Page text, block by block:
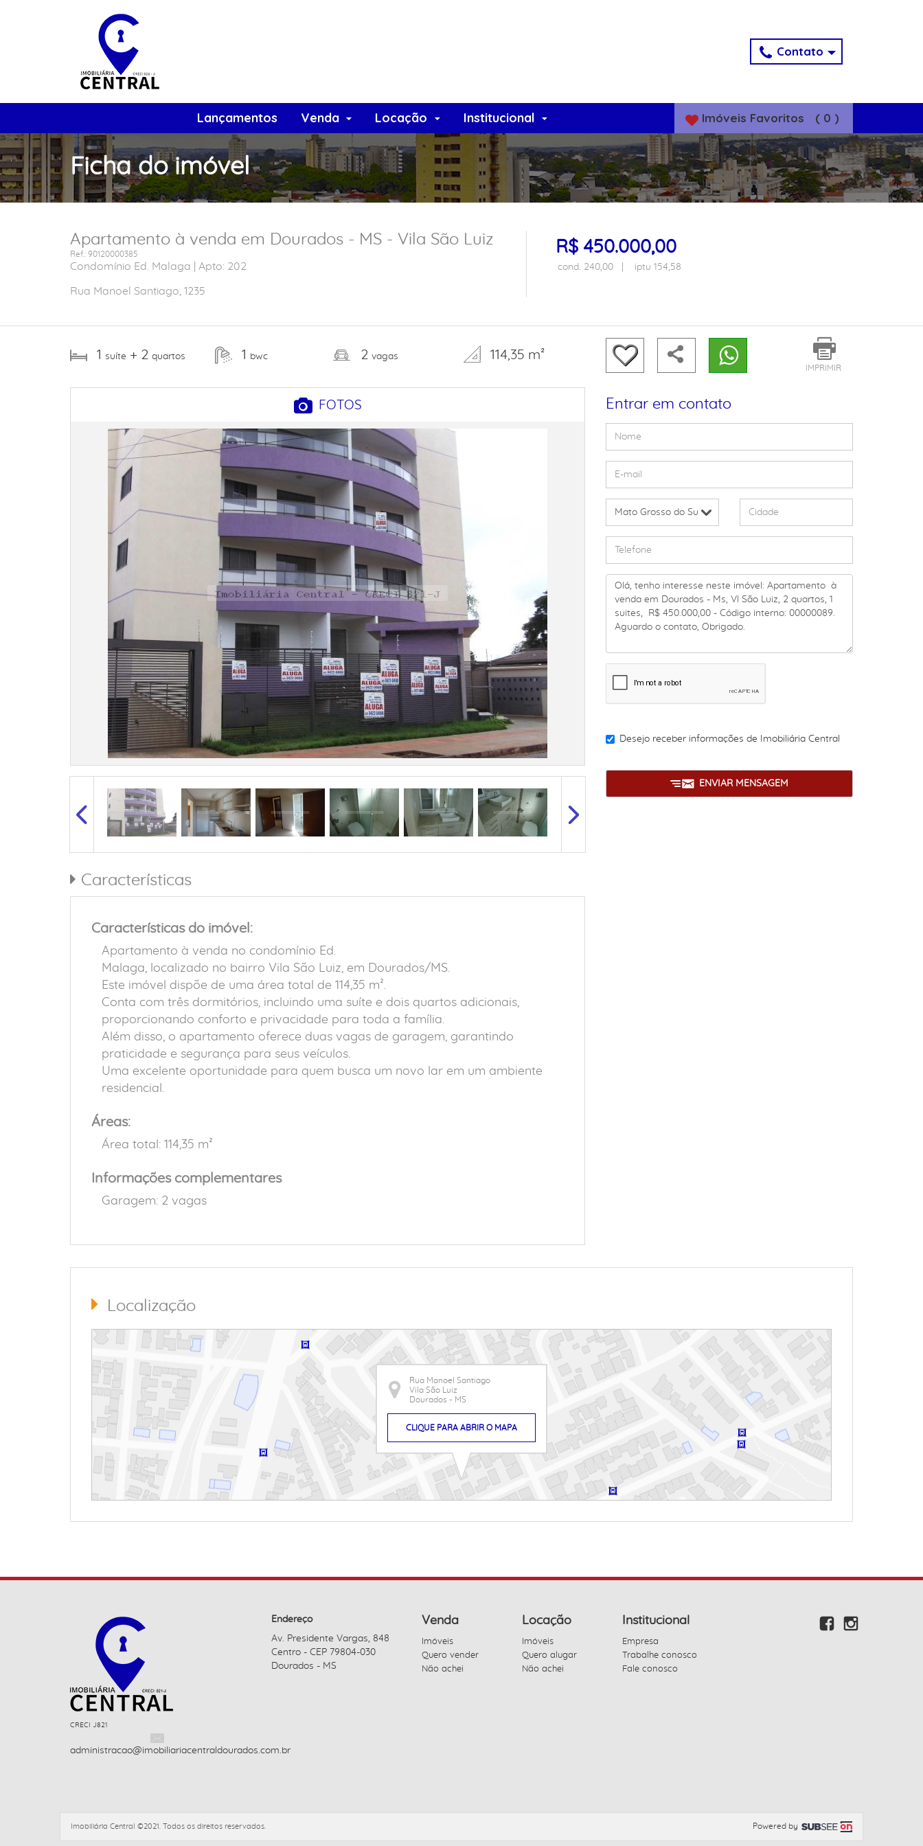
Contato
Lançamentos Venda Locação Institucional Imóveis Favoritos ( 0 )
Ficha do imóvel
Apartamento à venda em Dourados - MS - Vila São Luiz
Ref.: 90120000385
Condomínio Ed. Malaga | Apto: 202
Rua Manoel Santiago, 1235
R$ 450.000,00
cond. 240,00 | iptu 154,58
1 suíte + 2 quartos 1 bwc 2 vagas 114,35 m²
FOTOS
IMPRIMIR
Entrar em contato
Desejo receber informações de Imobiliária Central
ENVIAR MENSAGEM
Características
Características do imóvel:
Apartamento à venda no condomínio Ed.
Malaga, localizado no bairro Vila São Luiz, em Dourados/MS.
Este imóvel dispõe de uma área total de 114,35 m².
Conta com três dormitórios, incluindo uma suíte e dois quartos adicionais,
proporcionando conforto e privacidade para toda a família.
Além disso, o apartamento oferece duas vagas de garagem, garantindo
praticidade e segurança para seus veículos.
Uma excelente oportunidade para quem busca um novo lar em um ambiente
residencial.
Áreas:
Área total: 114,35 m²
Informações complementares
Garagem: 2 vagas
Localização
Rua Manoel Santiago
Vila São Luiz
Dourados - MS
CLIQUE PARA ABRIR O MAPA
CRECI J821
administracao@imobiliariacentraldourados.com.br
Endereço
Av. Presidente Vargas, 848
Centro - CEP 79804-030
Dourados - MS
Venda
Imóveis
Quero vender
Não achei
Locação
Imóveis
Quero alugar
Não achei
Institucional
Empresa
Trabalhe conosco
Fale conosco
Imobiliária Central ©2021. Todos os direitos reservados. Powered by